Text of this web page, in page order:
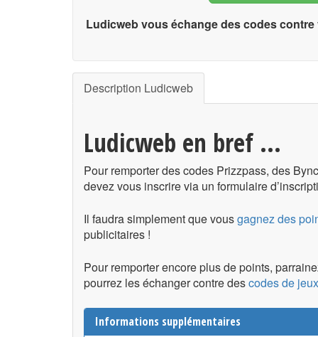
Ludicweb vous échange des codes
Description Ludicweb
Ludicweb en bref ...
Pour remporter des codes Prizzpass, des
devez vous inscrire via un formulaire
Il faudra simplement que vousgagnez des
publicitaires !
Pour remporter encore plus de points,
pourrez les échanger contre descodes de jeux
Informations supplémentaires